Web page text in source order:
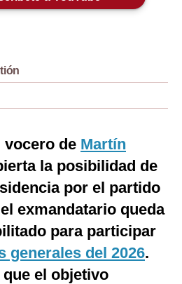
vocero de Martín
la posibilidad de
por el partido
exmandatario queda
para participar
generales del 2026.
el objetivo